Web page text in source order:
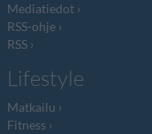
Mediatiedot
RSS-ohje
RSS
Lifestyle
Matkailu
Fitness